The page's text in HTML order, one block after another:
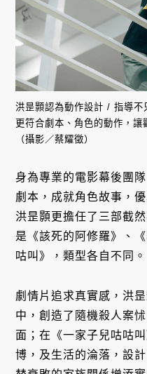
洪昰顥認為動作設計 / 指導不
更符合劇本、角色的動作，讓
（攝影／蔡耀徵）
身為專業的電影幕後團
劇本，成就角色故事，
洪昰顥更擔任了三部截
是《該死的阿修羅》、
咕叫》，類型各自不同。
劇情片追求真實感，洪
中，創造了隨機殺人案
面；在《一家子兒咕咕
博，及生活的淪落，設